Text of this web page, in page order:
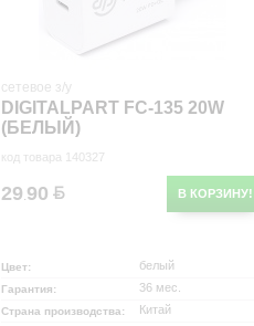
сетевое з/у
DIGITALPART FC-135 20W
(БЕЛЫЙ)
код товара 140327
В КОРЗИНУ!
29.90
Цвет: белый
Гарантия: 36 мес.
Страна производства: Китай